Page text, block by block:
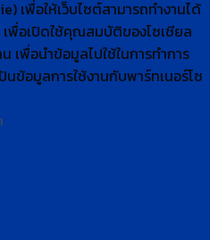
your experience while
Out of these, the cookies
the working of basic